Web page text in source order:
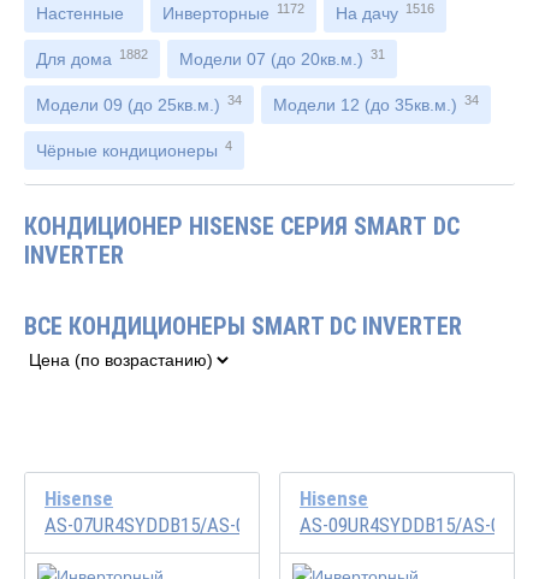
Настенные Инверторные 1172 На дачу 1516
Для дома 1882 Модели 07 (до 20кв.м.) 31
Модели 09 (до 25кв.м.) 34 Модели 12 (до 35кв.м.) 34
Чёрные кондиционеры 4
КОНДИЦИОНЕР HISENSE СЕРИЯ SMART DC
INVERTER
ВСЕ КОНДИЦИОНЕРЫ SMART DC INVERTER
Hisense
AS-07UR4SYDDB15/AS-07UR4SYDDB1
Hisense
AS-09UR4SYDDB15/AS-